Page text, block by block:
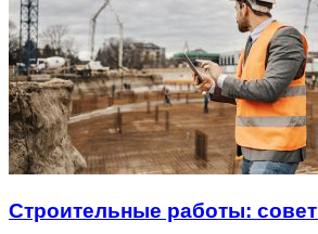
Строительные работы: